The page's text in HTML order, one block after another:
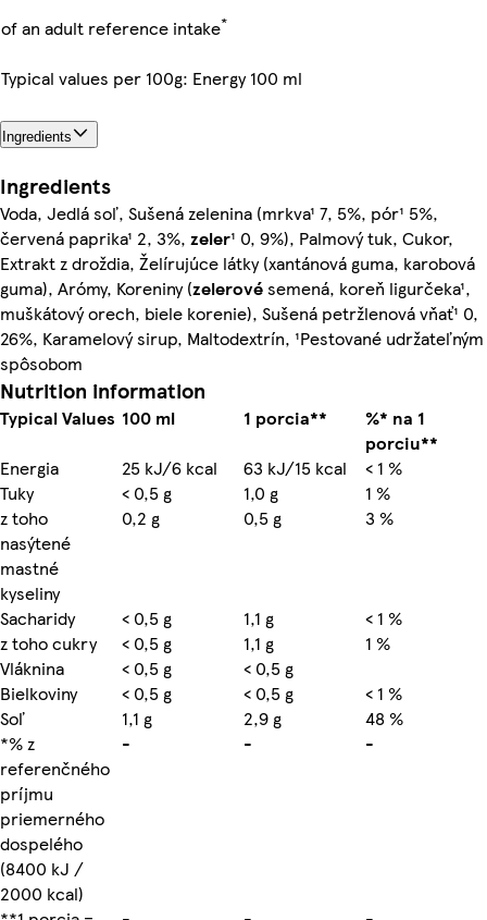
of an adult reference intake*
Typical values per 100g: Energy 100 ml
Ingredients
Ingredients
Voda, Jedlá soľ, Sušená zelenina (mrkva¹ 7, 5%, pór¹ 5%,
červená paprika¹ 2, 3%, zeler¹ 0, 9%), Palmový tuk, Cukor,
Extrakt z droždia, Želírujúce látky (xantánová guma, karobová
guma), Arómy, Koreniny (zelerovésemená, koreň ligurčeka¹,
muškátový orech, biele korenie), Sušená petržlenová vňať¹ 0,
26%, Karamelový sirup, Maltodextrín, ¹Pestované udržateľným
spôsobom
Nutrition information
Typical Values 100 ml 1 porcia**
%* na 1
porciu**
Energia
25 kJ/6 kcal 63 kJ/15 kcal
< 1 %
Tuky
< 0,5 g 1,0 g
1 %
z toho
nasýtené
mastné
kyseliny
0,2 g 0,5 g 3 %
Sacharidy < 0,5 g 1,1 g
< 1 %
z toho cukry
< 0,5 g 1,1 g
1 %
Vláknina
< 0,5 g
< 0,5 g
Bielkoviny
< 0,5 g < 0,5 g
< 1 %
Soľ
1,1 g 2,9 g
48 %
*% z
referenčného
príjmu
priemerného
dospelého
(8400 kJ /
2000 kcal)
- - -